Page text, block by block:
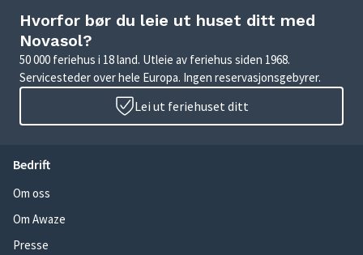
Hvorfor bør du leie ut huset ditt med
Novasol?
50 000 feriehus i 18 land. Utleie av feriehus siden 1968.
Servicesteder over hele Europa. Ingen reservasjonsgebyrer.
Lei ut feriehuset ditt
Bedrift
Om oss
Om Awaze
Presse